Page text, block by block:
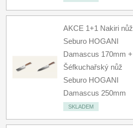
AKCE 1+1 Nakiri nůž
Seburo HOGANI
Damascus 170mm +
Šéfkuchařský nůž
Seburo HOGANI
Damascus 250mm
SKLADEM